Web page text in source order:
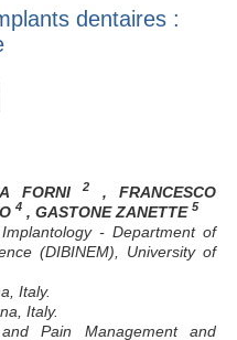
dentaires :
FORNI 2
, FRANCESCO
4 , GASTONE ZANETTE 5
- Department of
(DIBINEM), University of
Italy.
Italy.
Pain Management and